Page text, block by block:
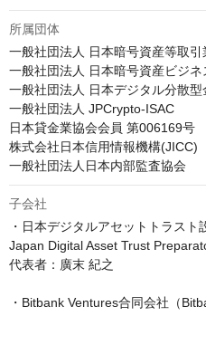
所属団体
一般社団法人 日本暗号資産等取引
一般社団法人 日本暗号資産ビジネ
一般社団法人 日本デジタル分散型
一般社団法人 JPCrypto-ISAC
日本貸金業協会会員 第006169号
株式会社日本信用情報機構(JICC)
一般社団法人日本内部監査協会
子会社
・日本デジタルアセットトラスト
Japan Digital Asset Trust
代表者：廣末 紀之
・Bitbank Ventures合同会社（